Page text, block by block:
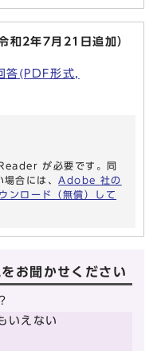
和2年7月21日追加）
答(PDF形式,
が必要です。同
合には、 Adobe 社の
ロード（無償）して
お聞かせください
いえない